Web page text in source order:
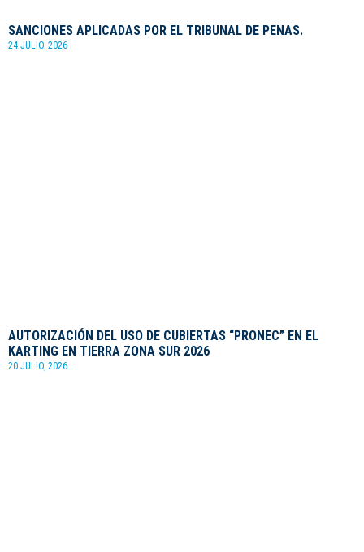
SANCIONES APLICADAS POR EL TRIBUNAL DE PENAS.
24 JULIO, 2026
AUTORIZACIÓN DEL USO DE CUBIERTAS “PRONEC” EN EL
KARTING EN TIERRA ZONA SUR 2026
20 JULIO, 2026